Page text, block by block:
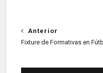
Anterior
Fixture de Formativas en